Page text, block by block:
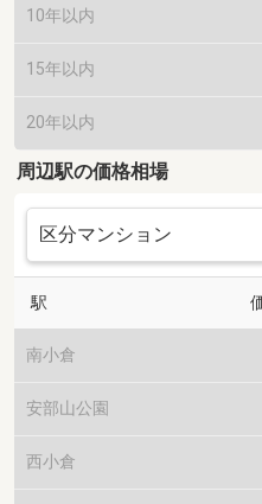
10年以内
15年以内
20年以内
周辺駅の価格相場
駅
南小倉
安部山公園
西小倉